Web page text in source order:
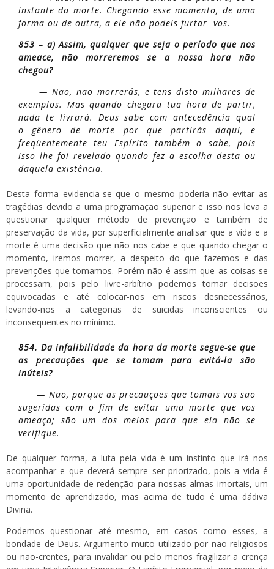
instante da morte. Chegando esse momento, de uma
forma ou de outra, a ele não podeis furtar- vos.
853 – a) Assim, qualquer que seja o período que nos
ameace, não morreremos se a nossa hora não
chegou?
— Não, não morrerás, e tens disto milhares de
exemplos. Mas quando chegara tua hora de partir,
nada te livrará. Deus sabe com antecedência qual
o gênero de morte por que partirás daqui, e
freqüentemente teu Espírito também o sabe, pois
isso lhe foi revelado quando fez a escolha desta ou
daquela existência.
Desta forma evidencia-se que o mesmo poderia não evitar as
tragédias devido a uma programação superior e isso nos leva a
questionar qualquer método de prevenção e também de
preservação da vida, por superficialmente analisar que a vida e a
morte é uma decisão que não nos cabe e que quando chegar o
momento, iremos morrer, a despeito do que fazemos e das
prevenções que tomamos. Porém não é assim que as coisas se
processam, pois pelo livre-arbítrio podemos tomar decisões
equivocadas e até colocar-nos em riscos desnecessários,
levando-nos a categorias de suicidas inconscientes ou
inconsequentes no mínimo.
854. Da infalibilidade da hora da morte segue-se que
as precauções que se tomam para evitá-la são
inúteis?
— Não, porque as precauções que tomais vos são
sugeridas com o fim de evitar uma morte que vos
ameaça; são um dos meios para que ela não se
verifique.
De qualquer forma, a luta pela vida é um instinto que irá nos
acompanhar e que deverá sempre ser priorizado, pois a vida é
uma oportunidade de redenção para nossas almas imortais, um
momento de aprendizado, mas acima de tudo é uma dádiva
Divina.
Podemos questionar até mesmo, em casos como esses, a
bondade de Deus. Argumento muito utilizado por não-religiosos
ou não-crentes, para invalidar ou pelo menos fragilizar a crença